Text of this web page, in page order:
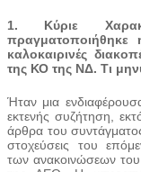
1. Κύριε
πραγματοποιήθηκε
καλοκαιρινές
της ΚΟ της ΝΔ. Τι
Ήταν μια
εκτενής συζήτηση,
άρθρα του
στοχεύσεις του
των ανακοινώσεων